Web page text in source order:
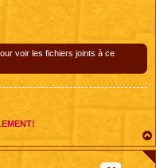
voir les fichiers joints à ce